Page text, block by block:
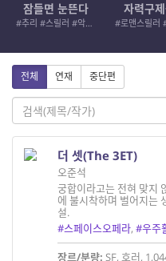
잠들면 눈뜬다
#추리 #스릴러 #악인 #로드레이지
자력구
전체 연재 중단편
더 셋(The 3ET)
오준석
궁합이라고는 전혀 맞지
에 불시착하며 벌어지는
설.
#스페이스오페라, #우주
장르/분량: SF, 호러,